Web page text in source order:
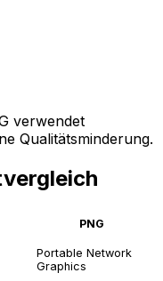
verwendet
Qualitätsminderung.
PNG
Portable Network
Graphics